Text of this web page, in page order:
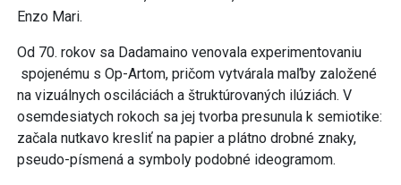
Enzo Mari.
Od 70. rokov sa Dadamaino venovala experimentovaniu
spojenému s Op-Artom, pričom vytvárala maľby založené
na vizuálnych osciláciách a štruktúrovaných ilúziách. V
osemdesiatych rokoch sa jej tvorba presunula k semiotike:
začala nutkavo kresliť na papier a plátno drobné znaky,
pseudo-písmená a symboly podobné ideogramom.